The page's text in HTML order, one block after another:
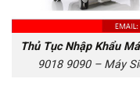
Thủ Tục Nhập Khẩu
9018 9090 – Máy